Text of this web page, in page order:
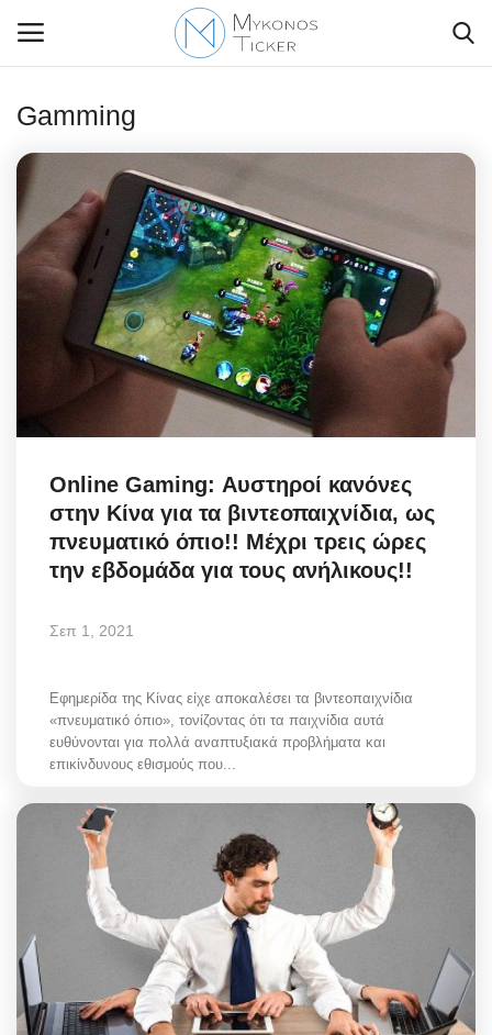
Politique
Business
Style Adorés
Entertainment
Arts & Culture
Mykonos Ticker TV
Sustainability
In Pictures
Science & Tech
Gamming
Online Gaming: Αυστηροί κανόνες
στην Κίνα για τα βιντεοπαιχνίδια, ως
πνευματικό όπιο!! Μέχρι τρεις ώρες
την εβδομάδα για τους ανήλικους!!
Σεπ 1, 2021
Εφημερίδα της Κίνας είχε αποκαλέσει τα βιντεοπαιχνίδια
«πνευματικό όπιο», τονίζοντας ότι τα παιχνίδια αυτά
ευθύνονται για πολλά αναπτυξιακά προβλήματα και
επικίνδυνους εθισμούς που...